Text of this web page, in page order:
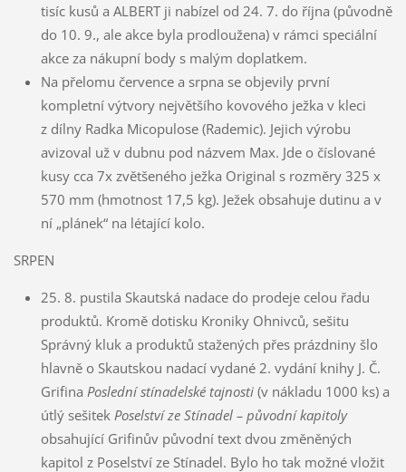
tisíc kusů a ALBERT ji nabízel od 24. 7. do října (původně
do 10. 9., ale akce byla prodloužena) v rámci speciální
akce za nákupní body s malým doplatkem.
Na přelomu července a srpna se objevily první
kompletní výtvory největšího kovového ježka v kleci
z dílny Radka Micopulose (Rademic). Jejich výrobu
avizoval už v dubnu pod názvem Max. Jde o číslované
kusy cca 7x zvětšeného ježka Original s rozměry 325 x
570 mm (hmotnost 17,5 kg). Ježek obsahuje dutinu a v
ní „plánek“ na létající kolo.
SRPEN
25. 8. pustila Skautská nadace do prodeje celou řadu
produktů. Kromě dotisku Kroniky Ohnivců, sešitu
Správný kluk a produktů stažených přes prázdniny šlo
hlavně o Skautskou nadací vydané 2. vydání knihy J. Č.
Grifina Poslední stínadelské tajnosti(v nákladu 1000 ks) a
útlý sešitek Poselství ze Stínadel – původní kapitoly
obsahující Grifinův původní text dvou změněných
kapitol z Poselství ze Stínadel. Bylo ho tak možné vložit